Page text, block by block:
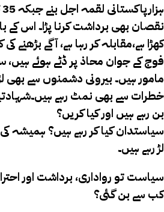
نقصان بھی برداشت کرنا پڑا۔ اس
کھڑا ہے،مقابلہ کر رہا ہے، آگے بڑھنے
فوج کے جوان محاذ پر ڈٹے ہوئے
مامور ہیں۔ بیرونی دشمنوں سے بھی
خطرات سے بھی نمٹ رہے
بن رہے ہیں اور کیا کریں؟
سیاستدان کیا کر رہے ہیں؟ ہمیشہ
لڑ رہے ہیں۔
سیاست تو رواداری، برداشت اور
کب سے بن گئی؟